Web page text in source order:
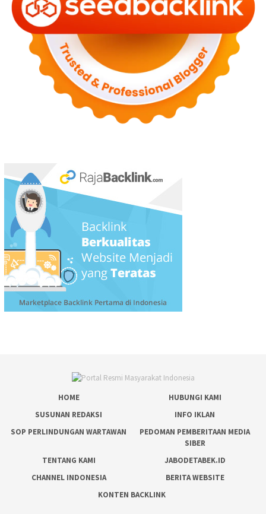
HOME
HUBUNGI KAMI
SUSUNAN REDAKSI
INFO IKLAN
SOP PERLINDUNGAN WARTAWAN
PEDOMAN PEMBERITAAN MEDIA
SIBER
TENTANG KAMI
JABODETABEK.ID
CHANNEL INDONESIA
BERITA WEBSITE
KONTEN BACKLINK